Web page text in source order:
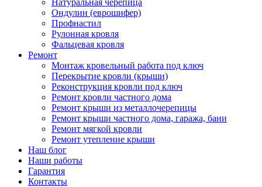
Натуральная черепица
Ондулин (еврошифер)
Профнастил
Рулонная кровля
Фальцевая кровля
Ремонт
Монтаж кровельный работа под ключ
Перекрытие кровли (крыши)
Реконструкция кровли под ключ
Ремонт кровли частного дома
Ремонт крыши из металлочерепицы
Ремонт крыши частного дома, гаража, бани
Ремонт мягкой кровли
Ремонт утепление крыши
Наш блог
Наши работы
Гарантия
Контакты